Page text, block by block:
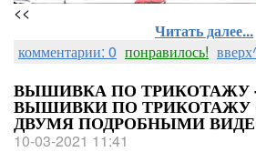
<<
Читать далее...
комментарии: 0 понравилось!
ВЫШИВКА ПО ТРИКОТАЖУ
ВЫШИВКИ ПО
ДВУМЯ ПОДРОБНЫМИ
10-03-2021 11:41